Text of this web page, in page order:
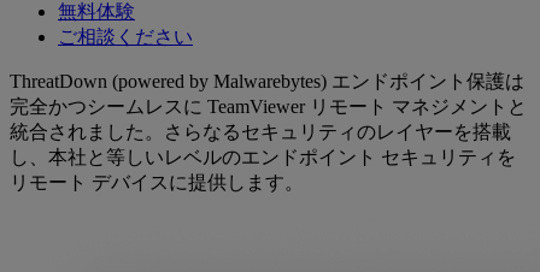
無料体験
ご相談ください
ThreatDown (powered by Malwarebytes) エンドポイント保護は
完全かつシームレスに TeamViewer リモート マネジメントと
統合されました。さらなるセキュリティのレイヤーを搭載
し、本社と等しいレベルのエンドポイント セキュリティを
リモート デバイスに提供します。